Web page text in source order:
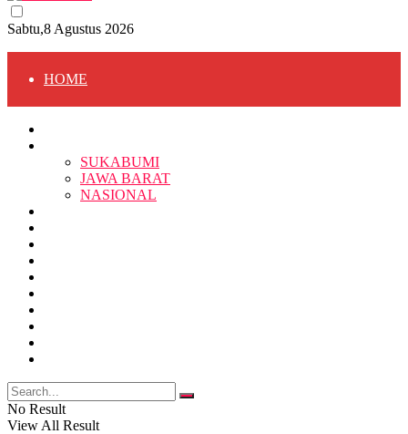
Sabtu,8 Agustus 2026
HOME
SUKABUMI
PENDIDIKAN
SUKABUMI
JAWA BARAT
NASIONAL
No Result
View All Result